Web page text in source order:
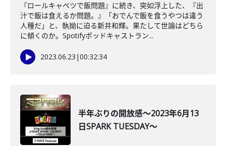
『ロールキャベツで飯問題』に続き、突如浮上した、『出
汁で飯は食えるか問題。』「おでんで飯を食うやつは違う
人種だ」と、執拗に迫る新井和輝。果たして世論はどちら
に傾くのか。Spotifyポッドキャストラン...
2023.06.23 |00:32:34
半年ぶりの開放感～2023年6月13
日SPARK TUESDAY～